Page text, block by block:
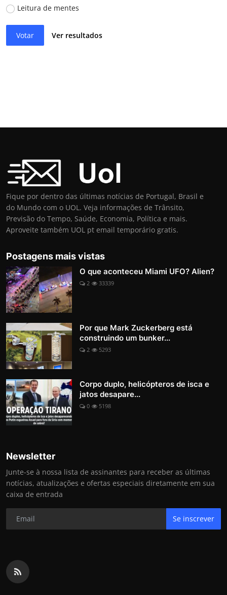
Leitura de mentes
Votar Ver resultados
Fique por dentro das últimas notícias de Portugal, Brasil e
do Mundo com o UOL. Veja informações de Trânsito,
Previsão do Tempo, Saúde, Economia, Política e mais.
Aproveite também UOL pt email temporário gratis.
Postagens mais vistas
O que aconteceu Miami UFO? Alien?
2 33339
Por que Mark Zuckerberg está
construindo um bunker...
2 5293
Corpo duplo, helicópteros de isca e
jatos desapare...
0 5198
Newsletter
Junte-se à nossa lista de assinantes para receber as últimas
notícias, atualizações e ofertas especiais diretamente em sua
caixa de entrada
Se inscrever